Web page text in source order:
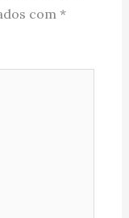
com *